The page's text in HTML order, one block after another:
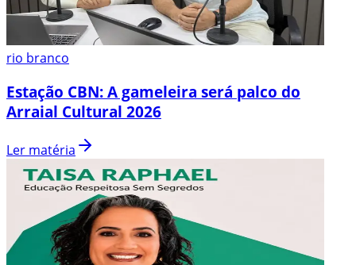
rio branco
Estação CBN: A gameleira será palco do
Arraial Cultural 2026
Ler matéria